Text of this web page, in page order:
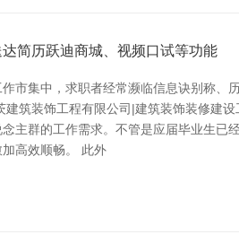
简历跃迪商城、视频口试等功能
市集中，求职者经常濒临信息诀别称、
建筑装饰工程有限公司|建筑装饰装修建
主群的工作需求。不管是应届毕业生已
高效顺畅。 此外